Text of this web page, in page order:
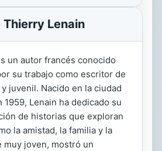
Lenain
un autor francés conocido
su trabajo como escritor de
juvenil. Nacido en la ciudad
1959, Lenain ha dedicado su
de historias que exploran
la amistad, la familia y la
muy joven, mostró un